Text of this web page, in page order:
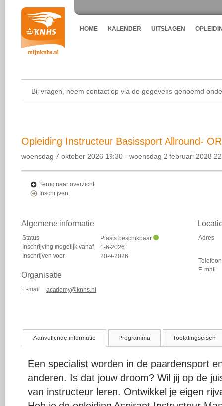
HOME KALENDER UITSLAGEN
Bij vragen, neem contact op via de gegevens genoemd
Opleiding Instructeur Basissport Allround-
woensdag 7 oktober 2026 19:30 - woensdag 2 februari 2028
Terug naar overzicht
Inschrijven
Algemene informatie
Status
Plaats beschikbaar
Inschrijving mogelijk vanaf
1-6-2026
Inschrijven voor
20-9-2026
Organisatie
E-mail academy@knhs.nl
Adres
Telefoon
E-mail
Aanvullende informatie Programma Toelatingseisen
Een specialist worden in de paardensport
anderen. Is dat jouw droom? Wil jij op de
van instructeur leren. Ontwikkel je eigen